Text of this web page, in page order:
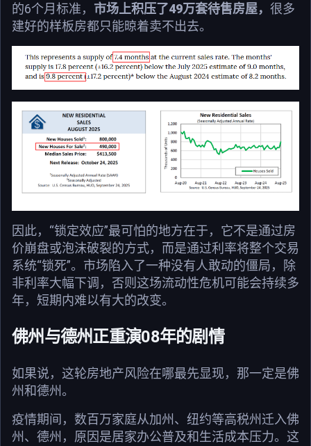
的6个月标准， 市场上积压了49万套待售房屋， 很多
建好的样板房都只能晾着卖不出去。
因此，“锁定效应”最可怕的地方在于，它不是通过房
价崩盘或泡沫破裂的方式，而是通过利率将整个交易
系统“锁死”。市场陷入了一种没有人敢动的僵局，除
非利率大幅下调，否则这场流动性危机可能会持续多
年，短期内难以有大的改变。
佛州与德州正重演08年的剧情
如果说，这轮房地产风险在哪最先显现，那一定是佛
州和德州。
疫情期间，数百万家庭从加州、纽约等高税州迁入佛
州、德州，原因是居家办公普及和生活成本压力。这